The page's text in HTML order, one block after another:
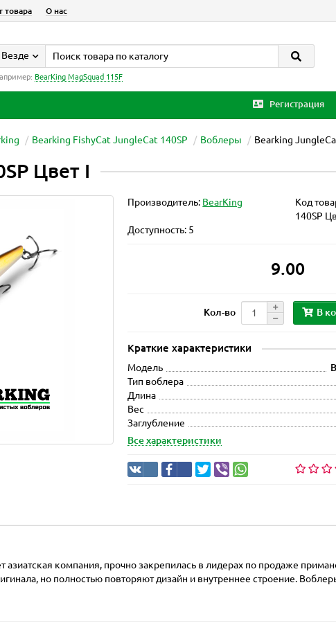
товара О нас
Везде
BearKing MagSquad 115F
Регистрация
Bearking FishyCat JungleCat 140SP Воблеры Bearking
Цвет I
Производитель: BearKing Код
140SP
Доступность: 5
9.00
Кол-во В
Краткие характеристики
Модель
Тип воблера
Длина
Вес
Заглубление
Все характеристики
азиатская компания, прочно закрепилась в лидерах по продаже
но полностью повторяют дизайн и внутреннее строение.